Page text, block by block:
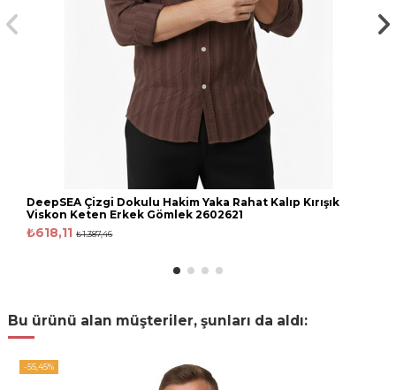
DeepSEA Çizgi Dokulu Hakim Yaka Rahat Kalıp Kırışık
Viskon Keten Erkek Gömlek 2602621
₺618,11₺1.387,46
Bu ürünü alan müşteriler, şunları da aldı:
-55,45%